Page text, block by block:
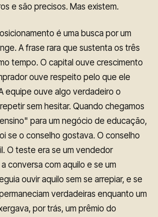
e são precisos. Mas existem.
é uma busca por um
A frase rara que sustenta os três
tempo. O capital ouve crescimento
ouve respeito pelo que ele
equipe ouve algo verdadeiro o
sem hesitar. Quando chegamos
para um negócio de educação,
se o conselho gostava. O conselho
O teste era se um vendedor
conversa com aquilo e se um
ouvir aquilo sem se arrepiar, e se
verdadeiras enquanto um
por trás, um prêmio do